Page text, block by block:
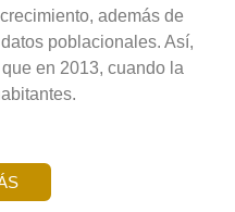
además de
poblacionales. Así,
en 2013, cuando la